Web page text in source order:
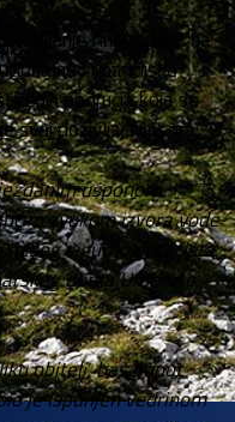
financijama na
i financijske
područja koja se
svoj doživljaj Mosora:
usponom
zvukom izvora vode
sigurnog utočišta
doma Umberto
obitelj, baš poput
je ispunjen vedrinom